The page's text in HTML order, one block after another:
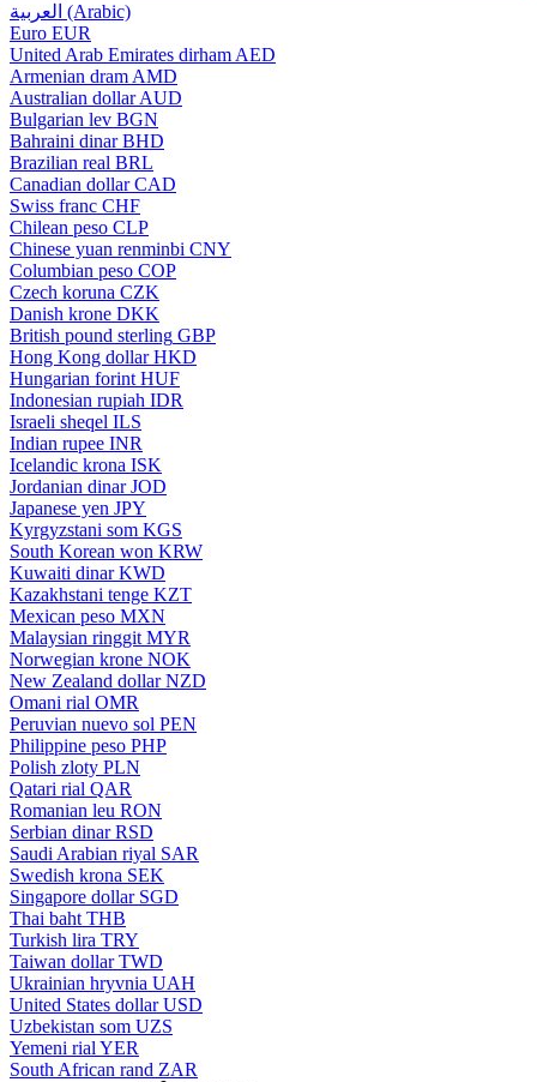
العربية (Arabic)
Euro EUR
United Arab Emirates dirham AED
Armenian dram AMD
Australian dollar AUD
Bulgarian lev BGN
Bahraini dinar BHD
Brazilian real BRL
Canadian dollar CAD
Swiss franc CHF
Chilean peso CLP
Chinese yuan renminbi CNY
Columbian peso COP
Czech koruna CZK
Danish krone DKK
British pound sterling GBP
Hong Kong dollar HKD
Hungarian forint HUF
Indonesian rupiah IDR
Israeli sheqel ILS
Indian rupee INR
Icelandic krona ISK
Jordanian dinar JOD
Japanese yen JPY
Kyrgyzstani som KGS
South Korean won KRW
Kuwaiti dinar KWD
Kazakhstani tenge KZT
Mexican peso MXN
Malaysian ringgit MYR
Norwegian krone NOK
New Zealand dollar NZD
Omani rial OMR
Peruvian nuevo sol PEN
Philippine peso PHP
Polish zloty PLN
Qatari rial QAR
Romanian leu RON
Serbian dinar RSD
Saudi Arabian riyal SAR
Swedish krona SEK
Singapore dollar SGD
Thai baht THB
Turkish lira TRY
Taiwan dollar TWD
Ukrainian hryvnia UAH
United States dollar USD
Uzbekistan som UZS
Yemeni rial YER
South African rand ZAR